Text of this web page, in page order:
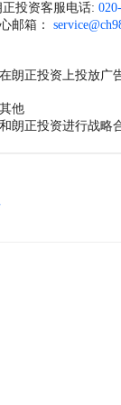
投资客服电话:
邮箱：
朗正投资上投放广
他
朗正投资进行战略